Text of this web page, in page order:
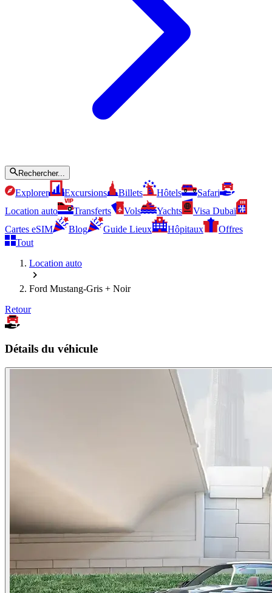
Rechercher...
Explorer Excursions Billets Hôtels
Safari
Location auto
Transferts Vols Yachts
Visa Dubaï
Cartes eSIM
Blog Guide Lieux Hôpitaux
Offres
Tout
Location auto
Ford Mustang-Gris + Noir
Retour
Détails du véhicule